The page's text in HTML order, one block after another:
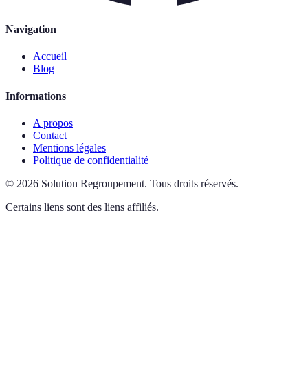
Navigation
Accueil
Blog
Informations
A propos
Contact
Mentions légales
Politique de confidentialité
© 2026 Solution Regroupement. Tous droits réservés.
Certains liens sont des liens affiliés.